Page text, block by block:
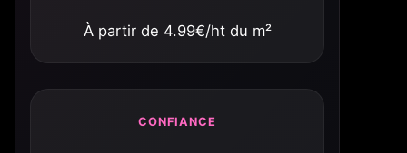
À partir de 4.99€/ht du m²
CONFIANCE